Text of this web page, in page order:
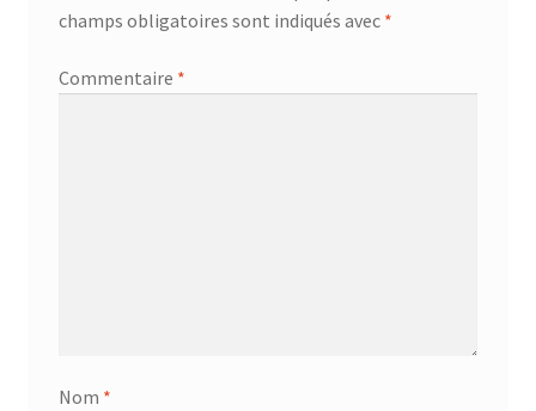
champs obligatoires sont indiqués avec *
Commentaire *
Nom *